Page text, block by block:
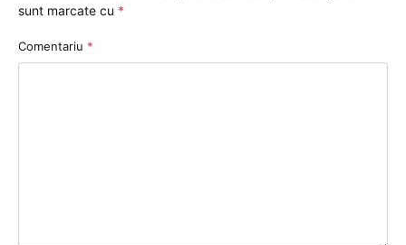
sunt marcate cu *
Comentariu *